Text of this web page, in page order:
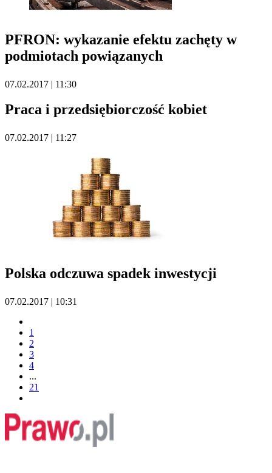
PFRON: wykazanie efektu zachęty w
podmiotach powiązanych
07.02.2017 | 11:30
Praca i przedsiębiorczość kobiet
07.02.2017 | 11:27
Polska odczuwa spadek inwestycji
07.02.2017 | 10:31
1
2
3
4
...
21